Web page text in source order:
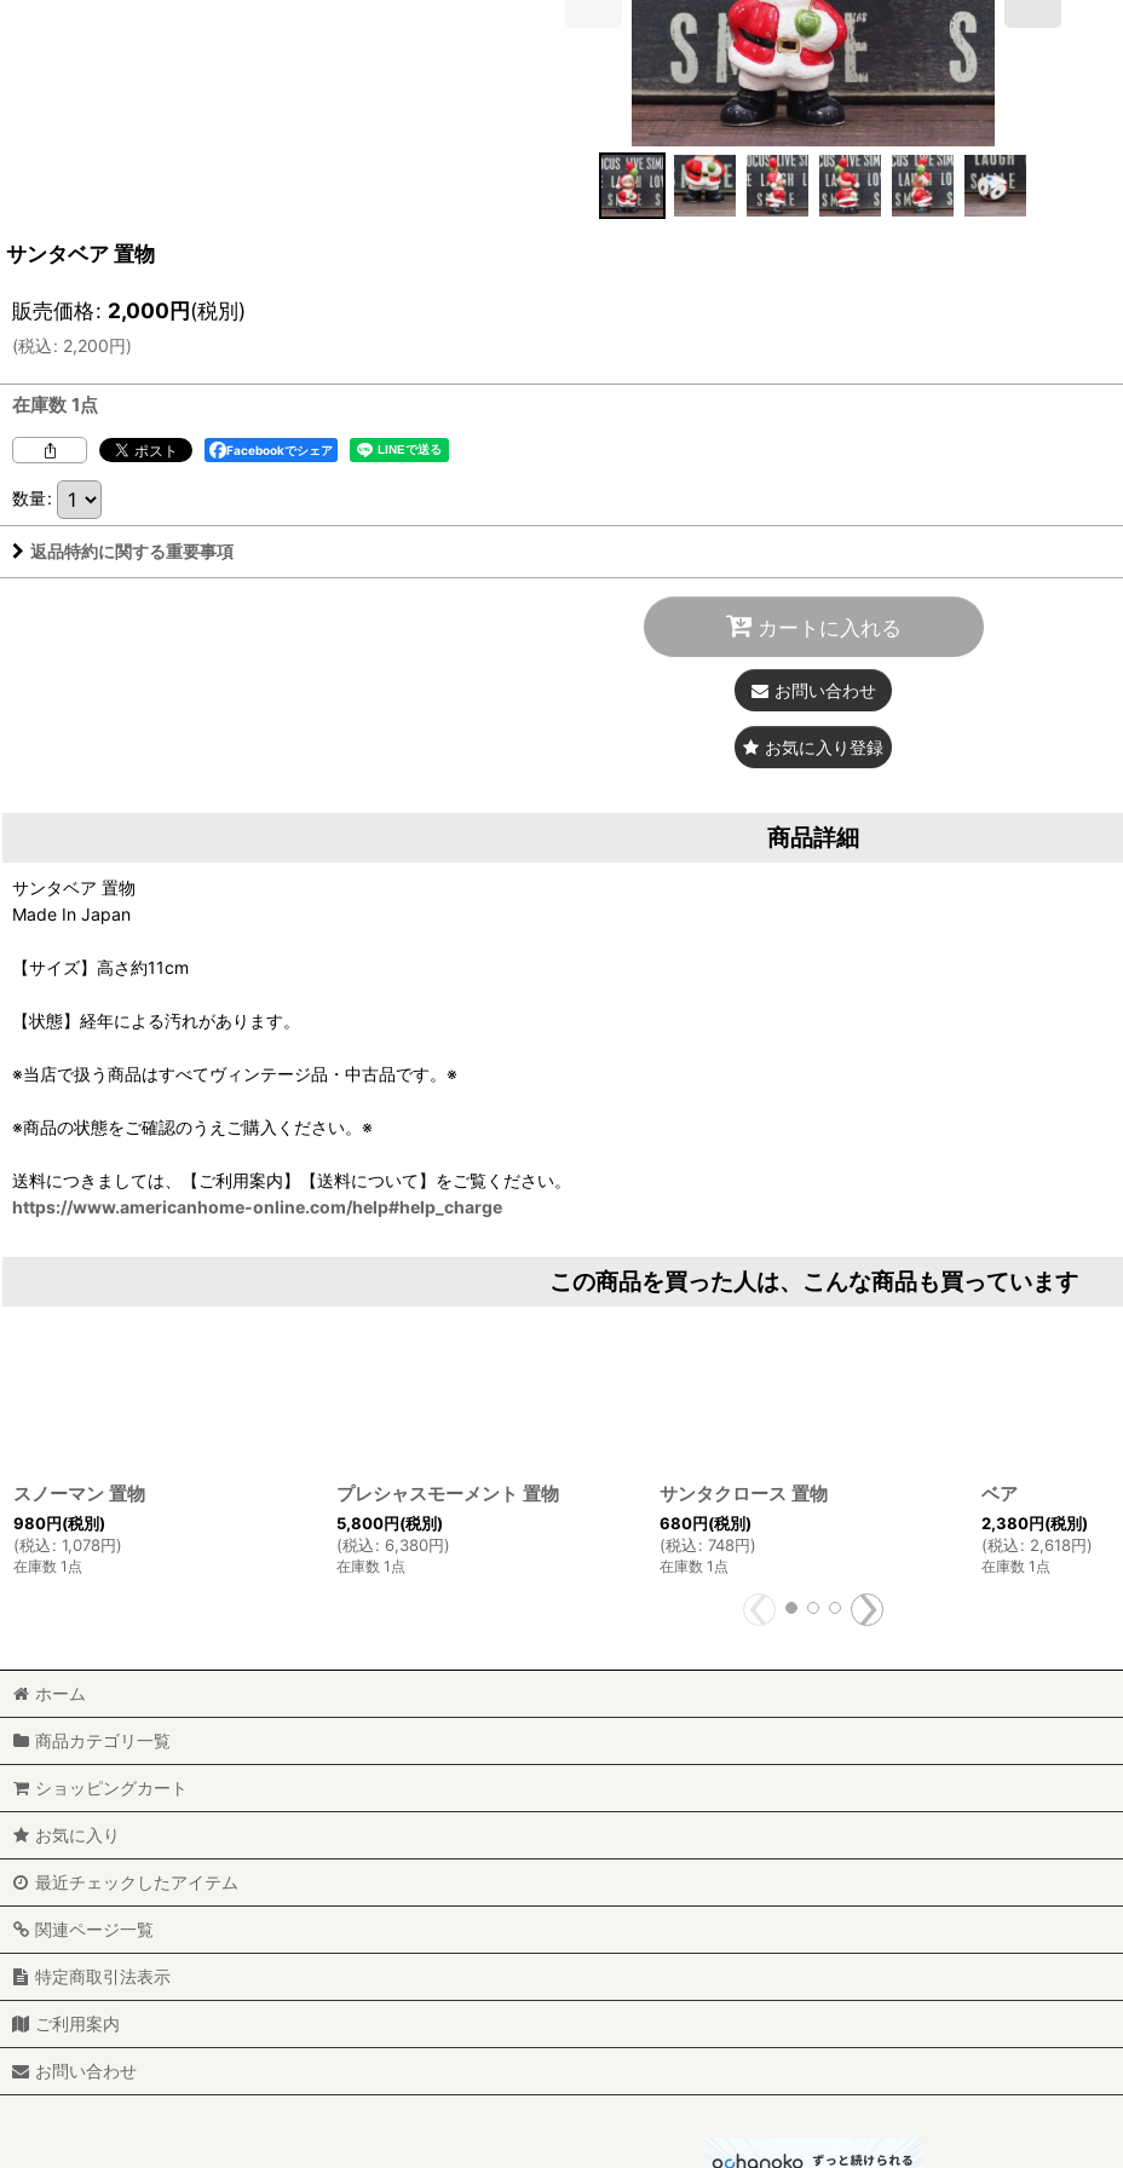
サンタベア 置物
販売価格: 2,000円(税別)
(税込: 2,200円)
在庫数 1点
Facebookでシェア
数量:
返品特約に関する重要事項
カートに入れる
お問い合わせ
お気に入り登録
商品詳細
サンタベア 置物
Made In Japan
【サイズ】高さ約11cm
【状態】経年による汚れがあります。
※当店で扱う商品はすべてヴィンテージ品・中古品です。※
※商品の状態をご確認のうえご購入ください。※
送料につきましては、【ご利用案内】【送料について】をご覧ください。
https://www.americanhome-online.com/help#help_charge
この商品を買った人は、こんな商品も買っています
スノーマン 置物
980円(税別)
(税込: 1,078円)
在庫数 1点
プレシャスモーメント 置物
5,800円(税別)
(税込: 6,380円)
在庫数 1点
サンタクロース 置物
680円(税別)
(税込: 748円)
在庫数 1点
ベア
2,380円(税別)
(税込: 2,618円)
在庫数 1点
ホーム
商品カテゴリ一覧
ショッピングカート
お気に入り
最近チェックしたアイテム
関連ページ一覧
特定商取引法表示
ご利用案内
お問い合わせ